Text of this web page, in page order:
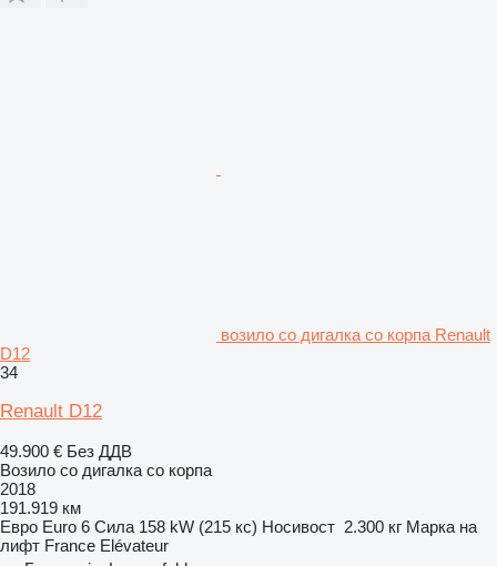
возило со дигалка со корпа Renault
D12
34
Renault D12
49.900 € Без ДДВ
Возило со дигалка со корпа
2018
191.919 км
Евро Euro 6 Сила 158 kW (215 кс) Носивост 2.300 кг Марка на
лифт France Elévateur